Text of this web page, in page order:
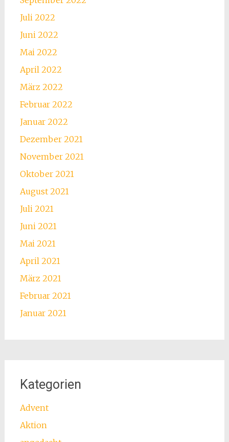
Juli 2022
Juni 2022
Mai 2022
April 2022
März 2022
Februar 2022
Januar 2022
Dezember 2021
November 2021
Oktober 2021
August 2021
Juli 2021
Juni 2021
Mai 2021
April 2021
März 2021
Februar 2021
Januar 2021
Kategorien
Advent
Aktion